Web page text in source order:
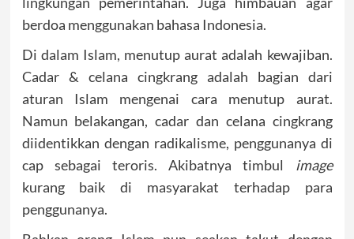
berdoa menggunakan bahasa Indonesia.
Di dalam Islam, menutup aurat adalah kewajiban.
Cadar & celana cingkrang adalah bagian dari
aturan Islam mengenai cara menutup aurat.
Namun belakangan, cadar dan celana cingkrang
diidentikkan dengan radikalisme, penggunanya di
cap sebagai teroris. Akibatnya timbul image
kurang baik di masyarakat terhadap para
penggunanya.